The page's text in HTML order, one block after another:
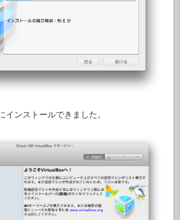
インストールできました。